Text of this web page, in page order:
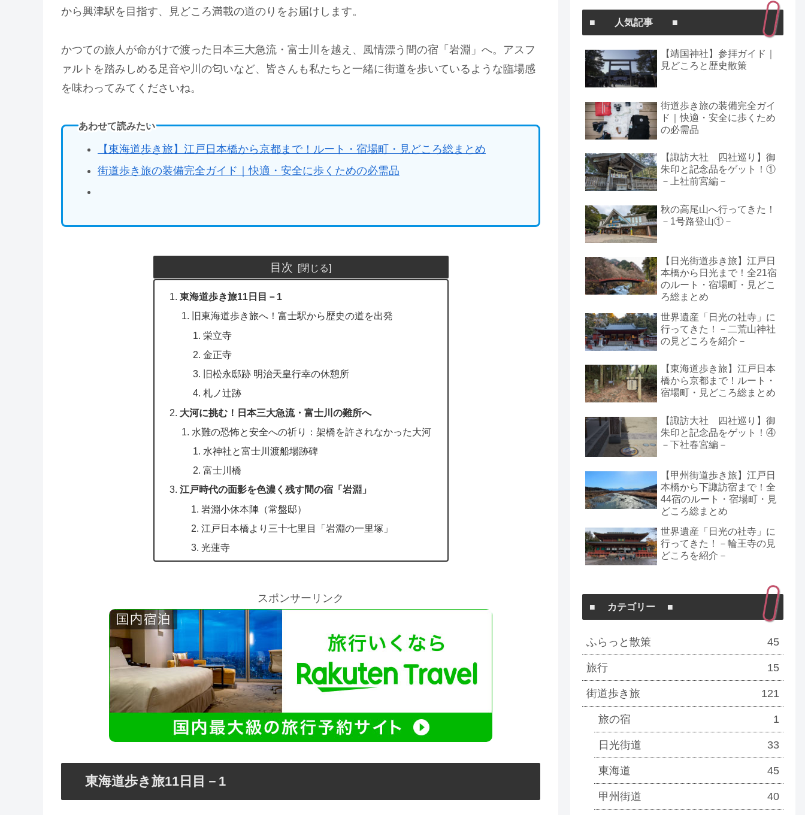
から興津駅を目指す、見どころ満載の道のりをお届けします。
かつての旅人が命がけで渡った日本三大急流・富士川を越え、風情漂う間の宿「岩淵」へ。アスフ
ァルトを踏みしめる足音や川の匂いなど、皆さんも私たちと一緒に街道を歩いているような臨場感
を味わってみてくださいね。
あわせて読みたい
【東海道歩き旅】江戸日本橋から京都まで！ルート・宿場町・見どころ総まとめ
街道歩き旅の装備完全ガイド｜快適・安全に歩くための必需品
目次
東海道歩き旅11日目－1
旧東海道歩き旅へ！富士駅から歴史の道を出発
栄立寺
金正寺
旧松永邸跡 明治天皇行幸の休憩所
札ノ辻跡
大河に挑む！日本三大急流・富士川の難所へ
水難の恐怖と安全への祈り：架橋を許されなかった大河
水神社と富士川渡船場跡碑
富士川橋
江戸時代の面影を色濃く残す間の宿「岩淵」
岩淵小休本陣（常盤邸）
江戸日本橋より三十七里目「岩淵の一里塚」
光蓮寺
スポンサーリンク
東海道歩き旅11日目－1
■ 人気記事 ■
【靖国神社】参拝ガイド｜
見どころと歴史散策
街道歩き旅の装備完全ガイ
ド｜快適・安全に歩くため
の必需品
【諏訪大社 四社巡り】御
朱印と記念品をゲット！①
－上社前宮編－
秋の高尾山へ行ってきた！
－1号路登山①－
【日光街道歩き旅】江戸日
本橋から日光まで！全21宿
のルート・宿場町・見どこ
ろ総まとめ
世界遺産「日光の社寺」に
行ってきた！－二荒山神社
の見どころを紹介－
【東海道歩き旅】江戸日本
橋から京都まで！ルート・
宿場町・見どころ総まとめ
【諏訪大社 四社巡り】御
朱印と記念品をゲット！④
－下社春宮編－
【甲州街道歩き旅】江戸日
本橋から下諏訪宿まで！全
44宿のルート・宿場町・見
どころ総まとめ
世界遺産「日光の社寺」に
行ってきた！－輪王寺の見
どころを紹介－
■ カテゴリー ■
ふらっと散策 45
旅行 15
街道歩き旅 121
旅の宿 1
日光街道 33
東海道 45
甲州街道 40